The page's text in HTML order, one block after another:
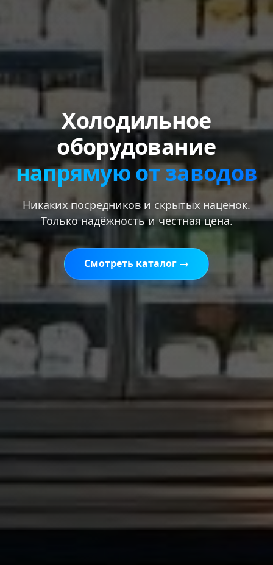
Холодильное
оборудование
напрямую от заводов
Никаких посредников и скрытых наценок.
Только надёжность и честная цена.
Смотреть каталог →